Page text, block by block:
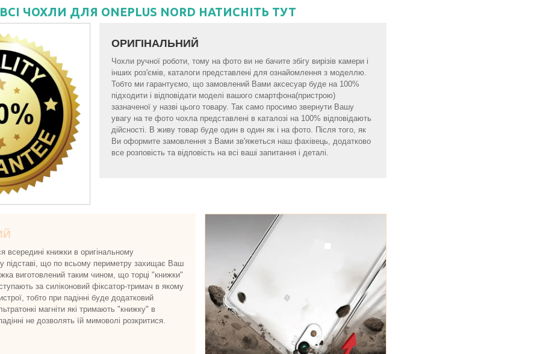
ВСІ ЧОХЛИ ДЛЯ ONEPLUS NORD НАТИСНІТЬ ТУТ
ОРИГІНАЛЬНИЙ
Чохли ручної роботи, тому на фото ви не бачите збігу вирізів камери і
інших роз'ємів, каталоги представлені для ознайомлення з моделлю.
Тобто ми гарантуємо, що замовлений Вами аксесуар буде на 100%
підходити і відповідати моделі вашого смартфона(пристрою)
зазначеної у назві цього товару. Так само просимо звернути Вашу
увагу на те фото чохла представлені в каталозі на 100% відповідають
дійсності. В живу товар буде один в один як і на фото. Після того, як
Ви оформите замовлення з Вами зв'яжеться наш фахівець, додатково
все розповість та відповість на всі ваші запитання і деталі.
всередині книжки в оригінальному
підставі, що по всьому периметру захищає Ваш
виготовлений таким чином, що торці "книжки"
за силіконовий фіксатор-тримач в якому
тобто при падінні буде додатковий
магніти які тримають "книжку" в
не дозволять їй мимоволі розкритися.